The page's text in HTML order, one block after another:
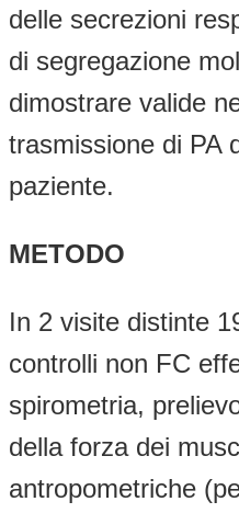
delle secrezioni
di segregazione
dimostrare valide
trasmissione di PA
paziente.
METODO
In 2 visite distinte
controlli non FC
spirometria,
della forza dei
antropometriche